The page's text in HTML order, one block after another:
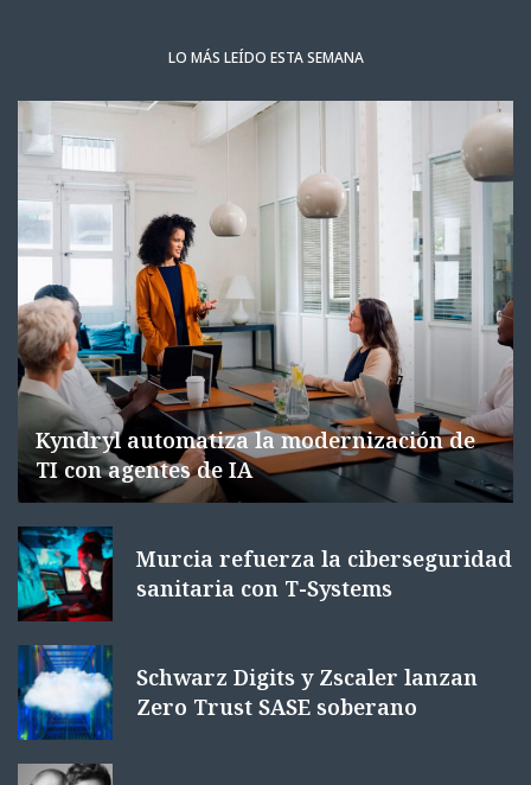
LO MÁS LEÍDO ESTA SEMANA
Kyndryl automatiza la modernización de
TI con agentes de IA
Murcia refuerza la ciberseguridad
sanitaria con T-Systems
Schwarz Digits y Zscaler lanzan
Zero Trust SASE soberano